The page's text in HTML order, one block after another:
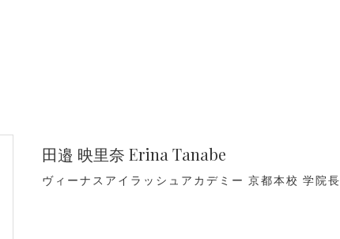
田邉 映里奈 Erina Tanabe
ヴィーナスアイラッシュアカデミー 京都本校 学院長